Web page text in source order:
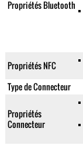
Propriétés Bluetooth
Propriétés NFC
Type de Connecteur
Propriétés
Connecteur